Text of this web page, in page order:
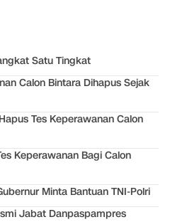
Satu Tingkat
Calon Bintara Dihapus Sejak
Tes Keperawanan Calon
Keperawanan Bagi Calon
Minta Bantuan TNI-Polri
Jabat Danpaspampres